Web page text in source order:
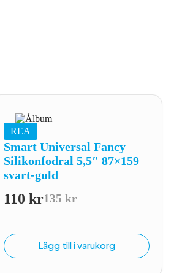
REA
Smart Universal Fancy
Silikonfodral 5,5″ 87×159
svart-guld
135kr
Det
priset
var:
135 kr.
110 krDet
priset
är:
110 kr.
Lägg till i varukorg